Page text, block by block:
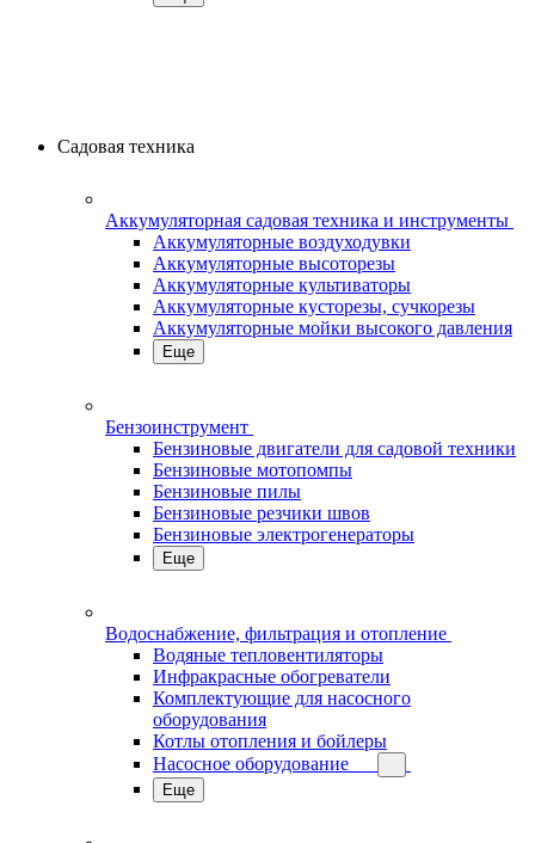
Садовая техника
Аккумуляторная садовая техника и инструменты
Аккумуляторные воздуходувки
Аккумуляторные высоторезы
Аккумуляторные культиваторы
Аккумуляторные кусторезы, сучкорезы
Аккумуляторные мойки высокого давления
Еще
Бензоинструмент
Бензиновые двигатели для садовой техники
Бензиновые мотопомпы
Бензиновые пилы
Бензиновые резчики швов
Бензиновые электрогенераторы
Еще
Водоснабжение, фильтрация и отопление
Водяные тепловентиляторы
Инфракрасные обогреватели
Комплектующие для насосного
оборудования
Котлы отопления и бойлеры
Насосное оборудование
Еще